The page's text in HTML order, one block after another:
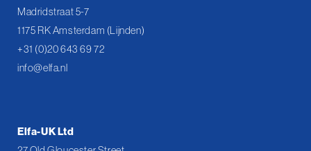
Madridstraat 5-7
1175 RK Amsterdam (Lijnden)
+31 (0)20 643 69 72
info@elfa.nl
Elfa-UK Ltd